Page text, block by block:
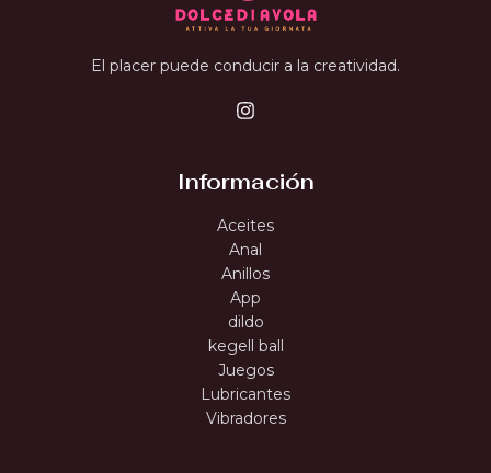
El placer puede conducir a la creatividad.
Información
Aceites
Anal
Anillos
App
dildo
kegell ball
Juegos
Lubricantes
Vibradores